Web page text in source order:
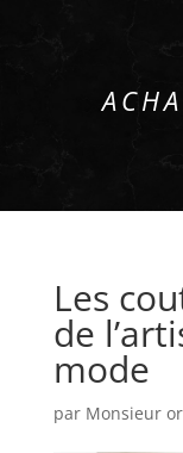
Les
de
mode
par Monsieur or